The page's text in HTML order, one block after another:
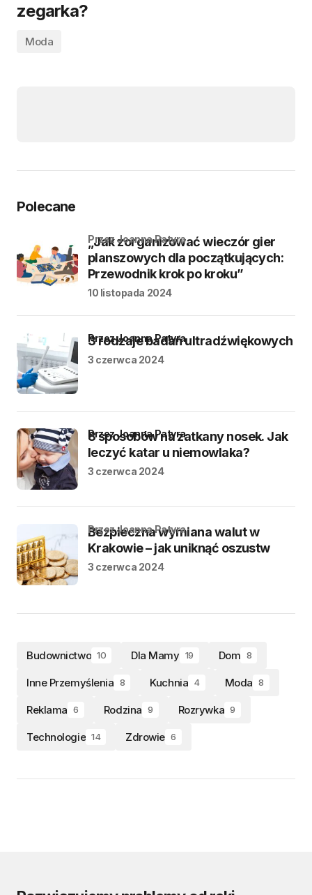
zegarka?
Moda
Polecane
„Jak zorganizować wieczór gier
planszowych dla początkujących:
Przewodnik krok po kroku”
przez Joanna Patyra
10 listopada 2024
3 rodzaje badań ultradźwiękowych
przez Joanna Patyra
3 czerwca 2024
8 sposobów na zatkany nosek. Jak
leczyć katar u niemowlaka?
przez Joanna Patyra
3 czerwca 2024
Bezpieczna wymiana walut w
Krakowie – jak uniknąć oszustw
przez Joanna Patyra
3 czerwca 2024
Budownictwo 10 Dla Mamy 19 Dom 8
Inne Przemyślenia 8 Kuchnia 4 Moda 8
Reklama 6 Rodzina 9 Rozrywka 9
Technologie 14 Zdrowie 6